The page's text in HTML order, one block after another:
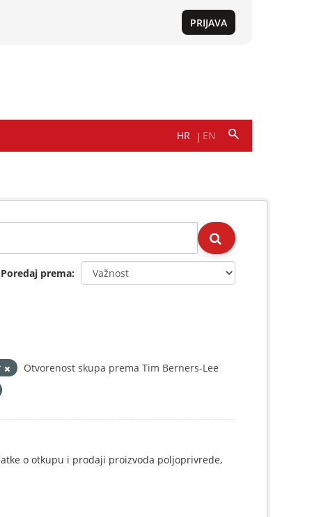
Poredaj prema
Otvorenost skupa prema Tim Berners-Lee
o otkupu i prodaji proizvoda poljoprivrede,